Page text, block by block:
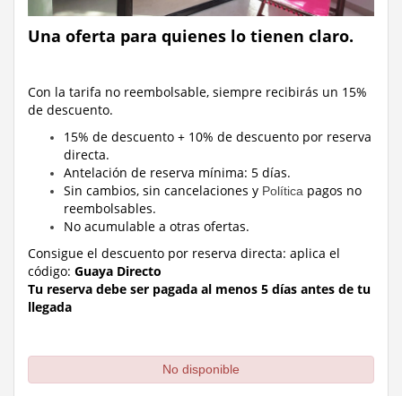
Una oferta para quienes lo tienen claro.
Con la tarifa no reembolsable, siempre recibirás un 15%
de descuento.
15% de descuento + 10% de descuento por reserva
directa.
Antelación de reserva mínima: 5 días.
Sin cambios, sin cancelaciones y Política pagos no
reembolsables.
No acumulable a otras ofertas.
Consigue el descuento por reserva directa: aplica el
código: Guaya Directo
Tu reserva debe ser pagada al menos 5 días antes de tu
llegada
No disponible